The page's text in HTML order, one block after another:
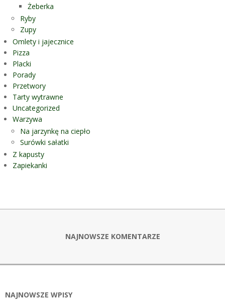
Żeberka
Ryby
Zupy
Omlety i jajecznice
Pizza
Placki
Porady
Przetwory
Tarty wytrawne
Uncategorized
Warzywa
Na jarzynkę na ciepło
Surówki sałatki
Z kapusty
Zapiekanki
NAJNOWSZE KOMENTARZE
NAJNOWSZE WPISY